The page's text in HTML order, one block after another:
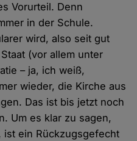
Vorurteil. Denn
in der Schule.
wird, also seit gut
(vor allem unter
– ja, ich weiß,
wieder, die Kirche aus
Das ist bis jetzt noch
Um es klar zu sagen,
ist ein Rückzugsgefecht